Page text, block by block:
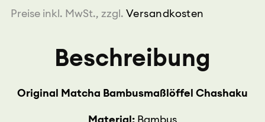
Preise inkl. MwSt., zzgl. Versandkosten
Beschreibung
Original Matcha Bambusmaßlöffel Chashaku
Material: Bambus